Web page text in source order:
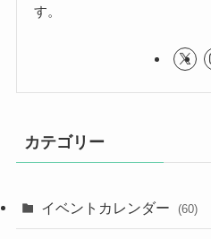
す。
カテゴリー
イベントカレンダー (60)